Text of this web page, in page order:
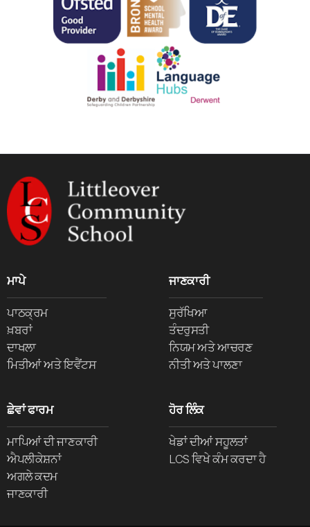
ਮਾਪੇ
ਪਾਠਕ੍ਰਮ
ਖ਼ਬਰਾਂ
ਦਾਖਲਾ
ਮਿਤੀਆਂ ਅਤੇ ਇਵੈਂਟਸ
ਜਾਣਕਾਰੀ
ਸੁਰੱਖਿਆ
ਤੰਦਰੁਸਤੀ
ਨਿਯਮ ਅਤੇ ਆਚਰਣ
ਨੀਤੀ ਅਤੇ ਪਾਲਣਾ
ਛੇਵਾਂ ਫਾਰਮ
ਮਾਪਿਆਂ ਦੀ ਜਾਣਕਾਰੀ
ਐਪਲੀਕੇਸ਼ਨਾਂ
ਅਗਲੇ ਕਦਮ
ਜਾਣਕਾਰੀ
ਹੋਰ ਲਿੰਕ
ਖੇਡਾਂ ਦੀਆਂ ਸਹੂਲਤਾਂ
LCS ਵਿਖੇ ਕੰਮ ਕਰਦਾ ਹੈ